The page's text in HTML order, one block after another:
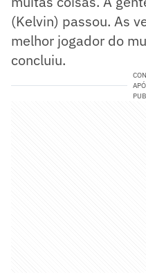
(Kelvin) passou. As
melhor jogador do
concluiu.